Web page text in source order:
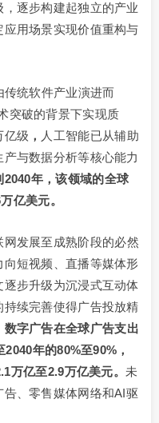
逐步构建起独立的产业
用场景实现价值重构与
传统软件产业演进而
突破的背景下实现质
亿级 ， 人工智能已从辅助
与数据分析等核心能力
2040年，该领域的全球
亿美元。
网发展至成熟阶段的必然
短视频、直播等媒体形
步升级为沉浸式互动体
续完善使得广告投放精
数字广告在全球广告支出
年的80%至90%，
万亿至2.9万亿美元。 未
、零售媒体网络和AI驱